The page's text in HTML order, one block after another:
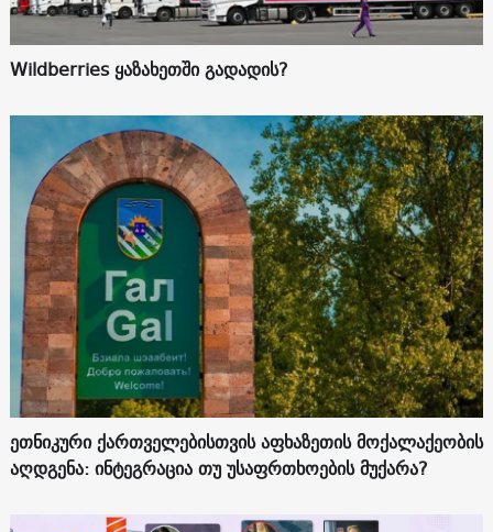
Wildberries ყაზახეთში გადადის?
ეთნიკური ქართველებისთვის აფხაზეთის მოქალაქეობის
აღდგენა: ინტეგრაცია თუ უსაფრთხოების მუქარა?